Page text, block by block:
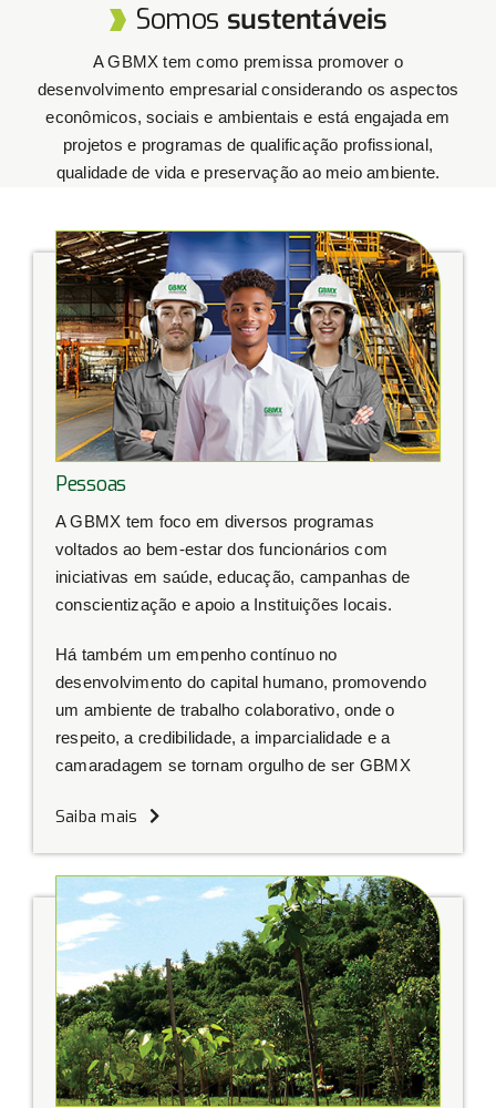
Somos sustentáveis
A GBMX tem como premissa promover o
desenvolvimento empresarial considerando os aspectos
econômicos, sociais e ambientais e está engajada em
projetos e programas de qualificação profissional,
qualidade de vida e preservação ao meio ambiente.
Pessoas
A GBMX tem foco em diversos programas
voltados ao bem-estar dos funcionários com
iniciativas em saúde, educação, campanhas de
conscientização e apoio a Instituições locais.
Há também um empenho contínuo no
desenvolvimento do capital humano, promovendo
um ambiente de trabalho colaborativo, onde o
respeito, a credibilidade, a imparcialidade e a
camaradagem se tornam orgulho de ser GBMX
Saiba mais